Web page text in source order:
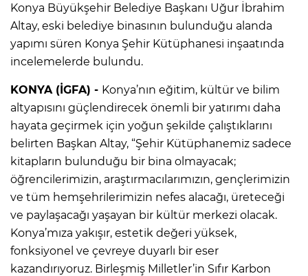
Konya Büyükşehir Belediye Başkanı Uğur İbrahim
Altay, eski belediye binasının bulunduğu alanda
yapımı süren Konya Şehir Kütüphanesi inşaatında
incelemelerde bulundu.
KONYA (İGFA) - Konya’nın eğitim, kültür ve bilim
altyapısını güçlendirecek önemli bir yatırımı daha
hayata geçirmek için yoğun şekilde çalıştıklarını
belirten Başkan Altay, “Şehir Kütüphanemiz sadece
kitapların bulunduğu bir bina olmayacak;
öğrencilerimizin, araştırmacılarımızın, gençlerimizin
ve tüm hemşehrilerimizin nefes alacağı, üreteceği
ve paylaşacağı yaşayan bir kültür merkezi olacak.
Konya’mıza yakışır, estetik değeri yüksek,
fonksiyonel ve çevreye duyarlı bir eser
kazandırıyoruz. Birleşmiş Milletler’in Sıfır Karbon